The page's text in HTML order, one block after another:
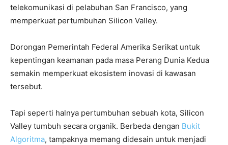
telekomunikasi di pelabuhan San Francisco, yang
memperkuat pertumbuhan Silicon Valley.
Dorongan Pemerintah Federal Amerika Serikat untuk
kepentingan keamanan pada masa Perang Dunia Kedua
semakin memperkuat ekosistem inovasi di kawasan
tersebut.
Tapi seperti halnya pertumbuhan sebuah kota, Silicon
Valley tumbuh secara organik. Berbeda dengan Bukit
Algoritma, tampaknya memang didesain untuk menjadi